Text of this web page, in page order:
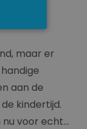
maar er
aan de
kindertijd.
voor echt…